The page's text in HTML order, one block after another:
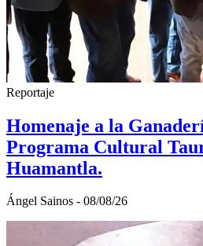
Reportaje
Homenaje a la
Programa Cultural
Huamantla.
Ángel Sainos - 08/08/26